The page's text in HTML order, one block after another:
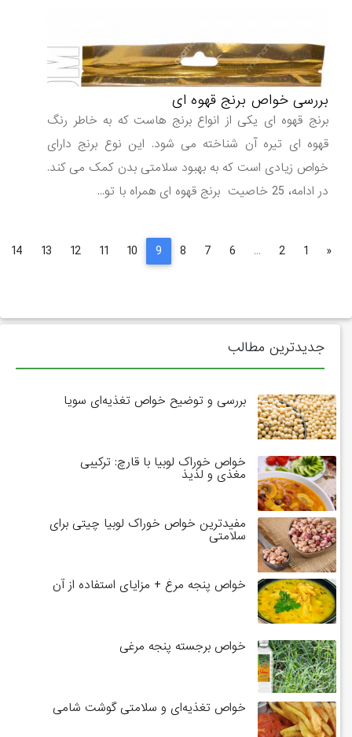
بررسی خواص برنج قهوه ای
برنج قهوه ای یکی از انواع برنج هاست که به خاطر رنگ
قهوه ای تیره آن شناخته می شود. این نوع برنج دارای
خواص زیادی است که به بهبود سلامتی بدن کمک می کند.
در ادامه، 25 خاصیت برنج قهوه ای همراه با تو...
1
2
...
6
7
8
9
10
11
12
13
14
»
جدیدترین مطالب
بررسی و توضیح خواص تغذیه‌ای سویا
خواص خوراک لوبیا با قارچ: ترکیبی
مغذی و لذیذ
مفیدترین خواص خوراک لوبیا چیتی برای
سلامتی
خواص پنجه مرغ + مزایای استفاده از آن
خواص برجسته پنجه مرغی
خواص تغذیه‌ای و سلامتی گوشت شامی